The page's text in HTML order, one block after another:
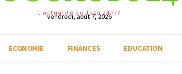
L'actualité du Togo 24h/7
vendredi, août 7, 2026
ECONOMIE FINANCES EDUCATION